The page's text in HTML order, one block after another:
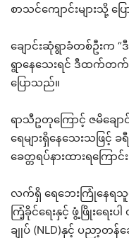
စာသင်ကျောင်းများသို့
ချောင်းဆုံရွာခံတစ်ဦးက
ရွာနေသေးရင် ဒီထက်တ
ပြောသည်။
ရာသီဥတုကြောင့် ဇမိချ
ရေများရှိနေသေးသဖြင့်
ခေတ္တရပ်နားထားရကြေ
လက်ရှိ ရေဘေးကြုံနေရသူ
ကြံ့ခိုင်ရေးနှင့် ဖွံ့ဖြိုးရေး
ချုပ် (NLD)နှင့် ပညာ့တ